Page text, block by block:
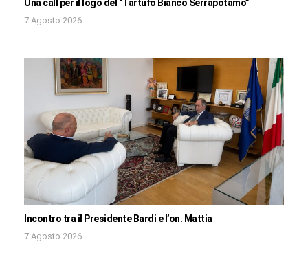
Una call per il logo del “Tartufo Bianco Serrapotamo”
7 Agosto 2026
Incontro tra il Presidente Bardi e l’on. Mattia
7 Agosto 2026